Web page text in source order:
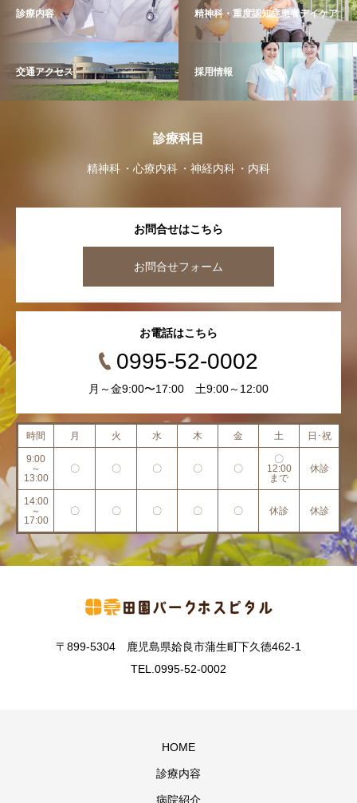
診療内容 精神科・重度認知症患者デイケア
交通アクセス 採用情報
診療科目
精神科 心療内科 神経内科 内科
お問合せはこちら
お問合せフォーム
お電話はこちら
0995-52-0002
月～金9:00〜17:00 土9:00～12:00
時間 月 火 水 木 金 土 日･祝
9:00
～
13:00
〇 〇 〇 〇 〇
〇
12:00
まで
休診
14:00
～
17:00
〇 〇 〇 〇 〇 休診 休診
〒899-5304 鹿児島県姶良市蒲生町下久徳462-1
TEL.0995-52-0002
HOME
診療内容
病院紹介